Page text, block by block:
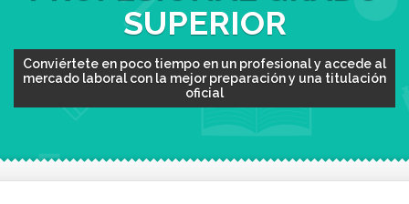
SUPERIOR
Conviértete en poco tiempo en un profesional y accede al
mercado laboral con la mejor preparación y una titulación
oficial